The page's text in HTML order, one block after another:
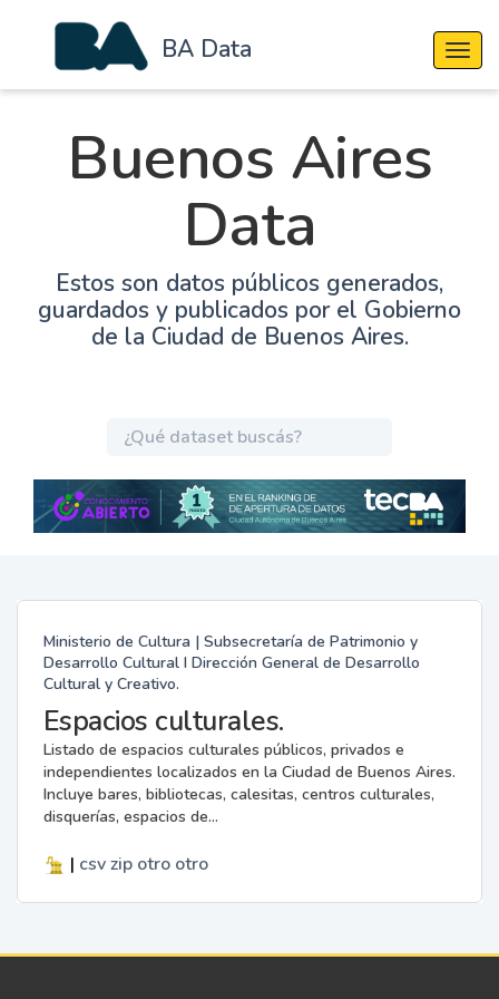
BA Data
Buenos Aires
Data
Estos son datos públicos generados,
guardados y publicados por el Gobierno
de la Ciudad de Buenos Aires.
Ministerio de Cultura | Subsecretaría de Patrimonio y
Desarrollo Cultural I Dirección General de Desarrollo
Cultural y Creativo.
Espacios culturales.
Listado de espacios culturales públicos, privados e
independientes localizados en la Ciudad de Buenos Aires.
Incluye bares, bibliotecas, calesitas, centros culturales,
disquerías, espacios de...
| csv zip otro otro